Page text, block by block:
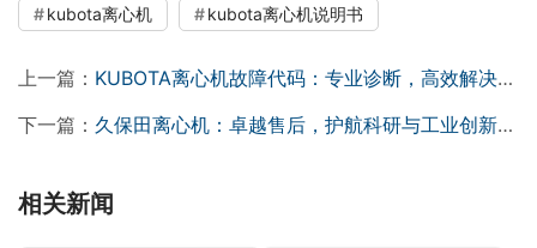
kubota离心机 kubota离心机说明书
上一篇： KUBOTA离心机故障代码：专业诊断，高效解决，信赖之选
下一篇： 久保田离心机：卓越售后，护航科研与工业创新之路
相关新闻